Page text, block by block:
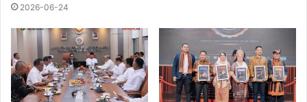
2026-06-24